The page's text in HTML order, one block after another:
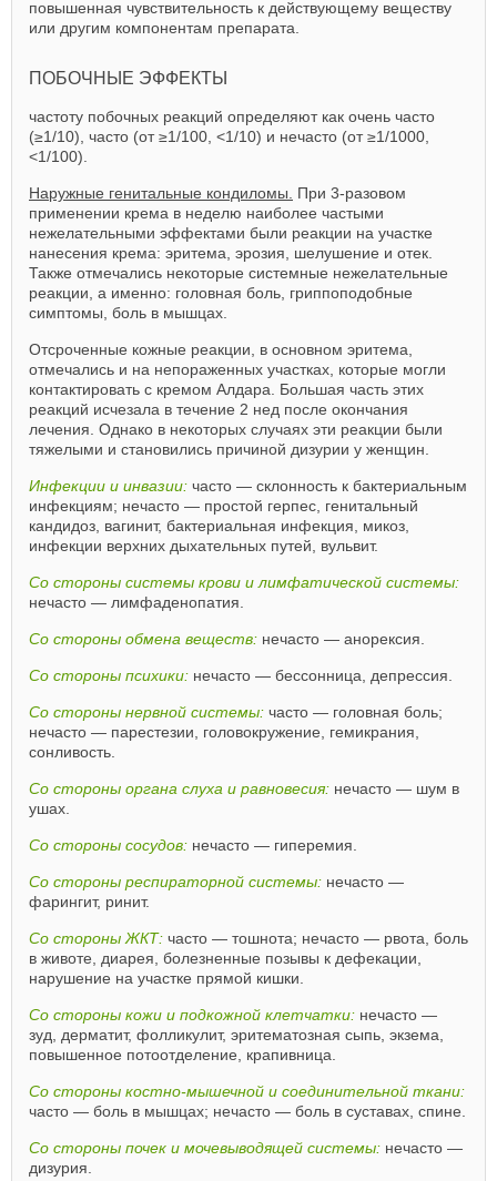
повышенная чувствительность к действующему веществу
или другим компонентам препарата.
ПОБОЧНЫЕ ЭФФЕКТЫ
частоту побочных реакций определяют как очень часто
(≥1/10), часто (от ≥1/100, <1/10) и нечасто (от ≥1/1000,
<1/100).
Наружные генитальные кондиломы.
При 3-разовом
применении крема в неделю наиболее частыми
нежелательными эффектами были реакции на участке
нанесения крема: эритема, эрозия, шелушение и отек.
Также отмечались некоторые системные нежелательные
реакции, а именно: головная боль, гриппоподобные
симптомы, боль в мышцах.
Отсроченные кожные реакции, в основном эритема,
отмечались и на непораженных участках, которые могли
контактировать с кремом Алдара. Большая часть этих
реакций исчезала в течение 2 нед после окончания
лечения. Однако в некоторых случаях эти реакции были
тяжелыми и становились причиной дизурии у женщин.
Инфекции и инвазии: часто — склонность к бактериальным
инфекциям; нечасто — простой герпес, генитальный
кандидоз, вагинит, бактериальная инфекция, микоз,
инфекции верхних дыхательных путей, вульвит.
Со стороны системы крови и лимфатической системы:
нечасто — лимфаденопатия.
Со стороны обмена веществ: нечасто — анорексия.
Со стороны психики: нечасто — бессонница, депрессия.
Со стороны нервной системы: часто — головная боль;
нечасто — парестезии, головокружение, гемикрания,
сонливость.
Со стороны органа слуха и равновесия: нечасто — шум в
ушах.
Со стороны сосудов: нечасто — гиперемия.
Со стороны респираторной системы: нечасто —
фарингит, ринит.
Со стороны ЖКТ: часто — тошнота; нечасто — рвота, боль
в животе, диарея, болезненные позывы к дефекации,
нарушение на участке прямой кишки.
Со стороны кожи и подкожной клетчатки: нечасто —
зуд, дерматит, фолликулит, эритематозная сыпь, экзема,
повышенное потоотделение, крапивница.
Со стороны костно-мышечной и соединительной ткани:
часто — боль в мышцах; нечасто — боль в суставах, спине.
Со стороны почек и мочевыводящей системы: нечасто —
дизурия.